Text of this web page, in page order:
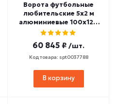
Ворота футбольные
любительские 5х2 м
алюминиевые 100х120
мм стационарные
500-3P)
60 845 ₽ /шт.
Код товара: spt0037788
В корзину